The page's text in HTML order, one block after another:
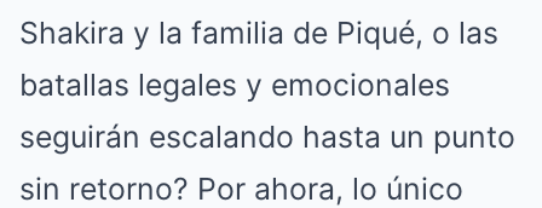
Shakira y la familia de Piqué, o las
batallas legales y emocionales
seguirán escalando hasta un punto
sin retorno? Por ahora, lo único